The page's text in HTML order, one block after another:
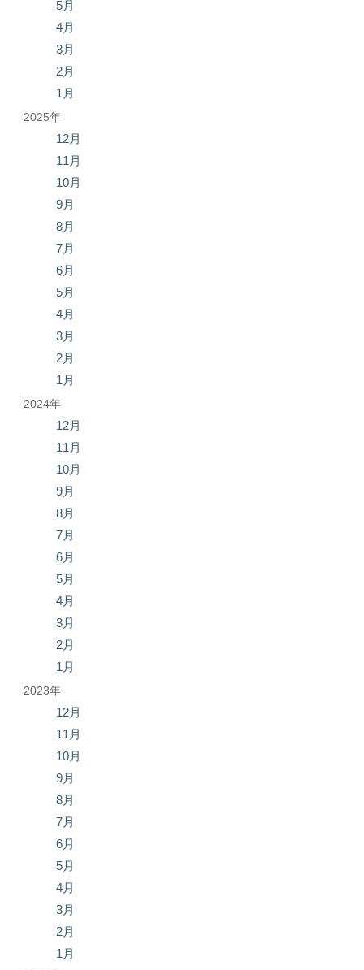
5月
4月
3月
2月
1月
2025年
12月
11月
10月
9月
8月
7月
6月
5月
4月
3月
2月
1月
2024年
12月
11月
10月
9月
8月
7月
6月
5月
4月
3月
2月
1月
2023年
12月
11月
10月
9月
8月
7月
6月
5月
4月
3月
2月
1月